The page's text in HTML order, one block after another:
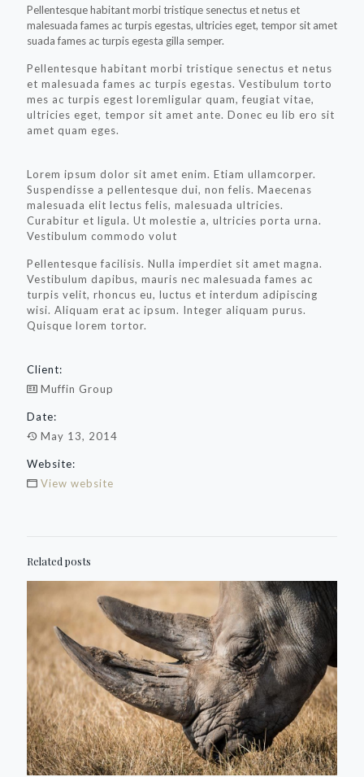
Pellentesque habitant morbi tristique senectus et netus et
malesuada fames ac turpis egestas, ultricies eget, tempor sit amet
suada fames ac turpis egesta gilla semper.
Pellentesque habitant morbi tristique senectus et netus
et malesuada fames ac turpis egestas. Vestibulum torto
mes ac turpis egest loremligular quam, feugiat vitae,
ultricies eget, tempor sit amet ante. Donec eu lib ero sit
amet quam eges.
Lorem ipsum dolor sit amet enim. Etiam ullamcorper.
Suspendisse a pellentesque dui, non felis. Maecenas
malesuada elit lectus felis, malesuada ultricies.
Curabitur et ligula. Ut molestie a, ultricies porta urna.
Vestibulum commodo volut
Pellentesque facilisis. Nulla imperdiet sit amet magna.
Vestibulum dapibus, mauris nec malesuada fames ac
turpis velit, rhoncus eu, luctus et interdum adipiscing
wisi. Aliquam erat ac ipsum. Integer aliquam purus.
Quisque lorem tortor.
Client:
Muffin Group
Date:
May 13, 2014
Website:
View website
Related posts